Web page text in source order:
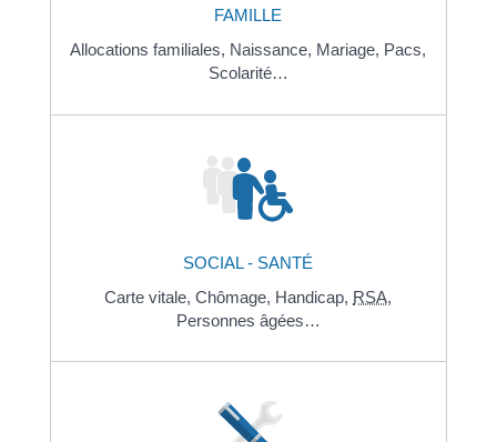
FAMILLE
Allocations familiales, Naissance, Mariage, Pacs,
Scolarité…
SOCIAL - SANTÉ
Carte vitale,Chômage, Handicap, RSA,
Personnes âgées…